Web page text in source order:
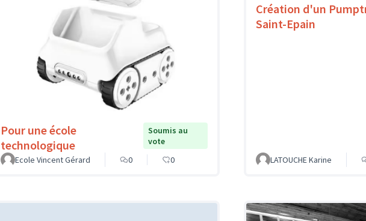
Pour une école
technologique
Soumis au
vote
Ecole Vincent Gérard
0 0
Création d'un
Saint-Epain
LATOUCHE Karine